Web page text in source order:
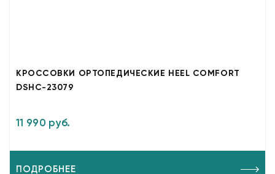
КРОССОВКИ ОРТОПЕДИЧЕСКИЕ HEEL COMFORT
DSHC-23079
11 990 руб.
ПОДРОБНЕЕ